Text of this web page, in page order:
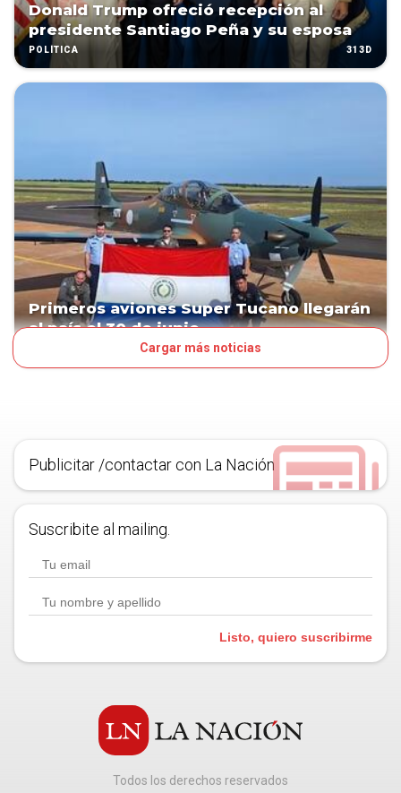
Donald Trump ofreció recepción al
presidente Santiago Peña y su esposa
POLÍTICA 313D
Primeros aviones Super Tucano llegarán
al país el 30 de junio
Cargar más noticias
Publicitar /contactar con La Nación
Suscribite al mailing.
Listo, quiero suscribirme
Todos los derechos reservados